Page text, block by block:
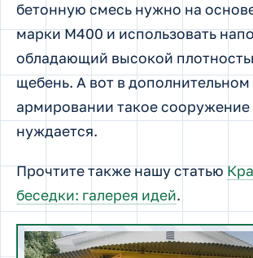
бетонную смесь нужно на
марки М400 и использовать
обладающий высокой
щебень. А вот в дополнительном
армировании такое
нуждается.
Прочтите также нашу статью
беседки: галерея идей.